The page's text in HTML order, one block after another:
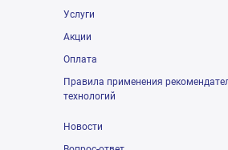
Услуги
Акции
Оплата
Правила применения
технологий
Новости